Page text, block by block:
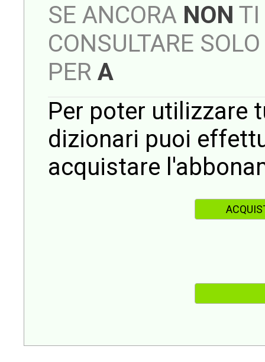
SE ANCORA NON TI
CONSULTARE
PER A
Per poter utilizzare
dizionari puoi
acquistare